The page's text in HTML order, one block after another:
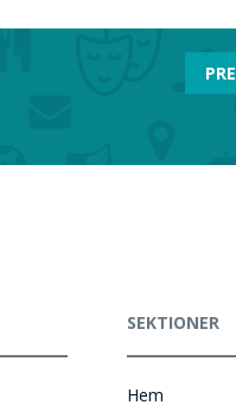
Anna Gröndal.
SEKTIONER
Hem